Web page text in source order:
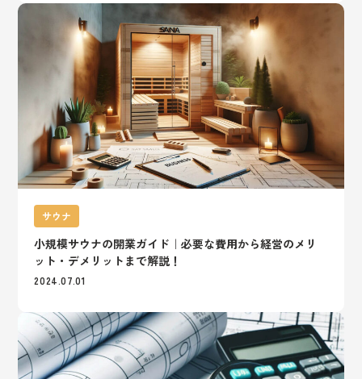
サウナ
小規模サウナの開業ガイド｜必要な費用から経営のメリ
ット・デメリットまで解説！
2024.07.01